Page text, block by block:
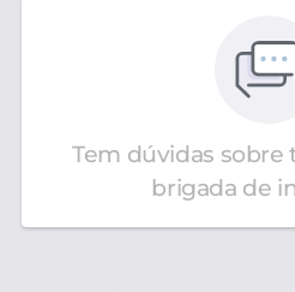
Tem dúvidas
brigada de